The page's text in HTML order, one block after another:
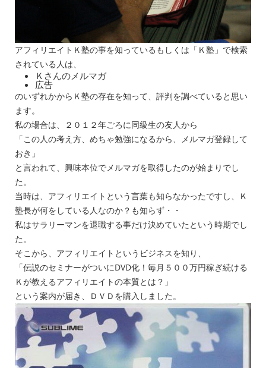
アフィリエイトＫ塾の事を知っているもしくは「Ｋ塾」で検索
されている人は、
Ｋさんのメルマガ
広告
のいずれかからＫ塾の存在を知って、評判を調べていると思い
ます。
私の場合は、２０１２年ごろに同級生の友人から
「この人の考え方、めちゃ勉強になるから、メルマガ登録して
おき」
と言われて、興味本位でメルマガを取得したのが始まりでし
た。
当時は、アフィリエイトという言葉も知らなかったですし、Ｋ
塾長が何をしている人なのか？も知らず・・
私はサラリーマンを退職する事だけ決めていたという時期でし
た。
そこから、アフィリエイトというビジネスを知り、
「伝説のセミナーがついにDVD化！毎月５００万円稼ぎ続ける
Ｋが教えるアフィリエイトの本質とは？」
という案内が届き、ＤＶＤを購入しました。